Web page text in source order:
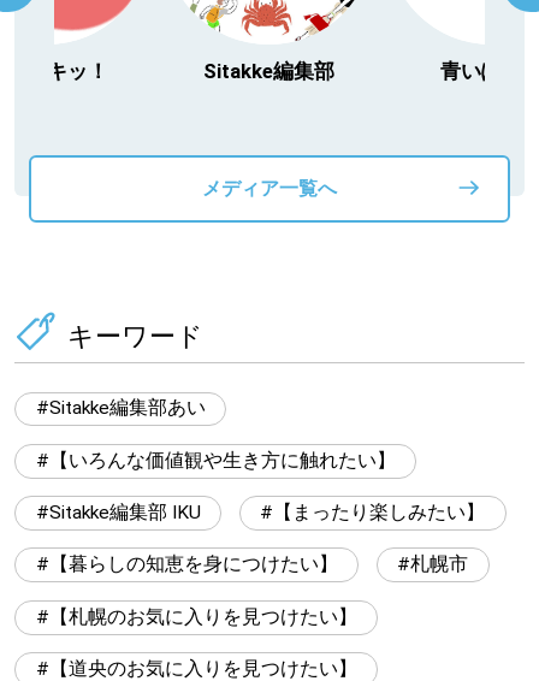
ッ！ Sitakke編集部 青いぽすと
メディア一覧へ
キーワード
Sitakke編集部あい
【いろんな価値観や生き方に触れたい】
Sitakke編集部 IKU 【まったり楽しみたい】
【暮らしの知恵を身につけたい】 札幌市
【札幌のお気に入りを見つけたい】
【道央のお気に入りを見つけたい】